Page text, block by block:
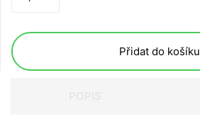
Přidat do košíku